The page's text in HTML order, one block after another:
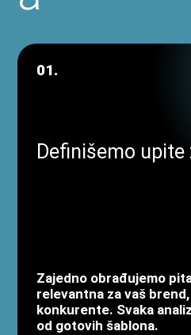
01.
Definišemo upite
Zajedno obrađujemo
relevantna za vaš
konkurente. Svaka
od gotovih šablona.